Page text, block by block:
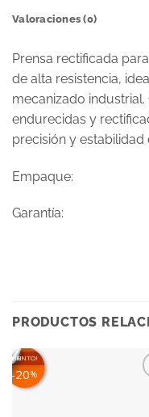
Valoraciones (0)
Prensa rectificada
de alta resistencia,
mecanizado
endurecidas y
precisión y estabilidad
Empaque:
Garantía:
PRODUCTOS
DESCUENTO!
%
20